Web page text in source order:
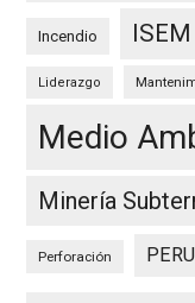
Incendio ISEM
Liderazgo
Medio
Minería
Perforación